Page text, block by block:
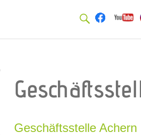
Facebook
Geschäftsstelle Achern